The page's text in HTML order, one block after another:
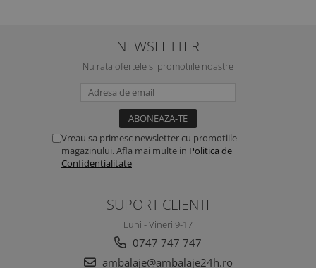
NEWSLETTER
Nu rata ofertele si promotiile noastre
Vreau sa primesc newsletter cu promotiile
magazinului. Afla mai multe in Politica de
Confidentialitate
SUPORT CLIENTI
Luni - Vineri 9-17
0747 747 747
ambalaje@ambalaje24h.ro